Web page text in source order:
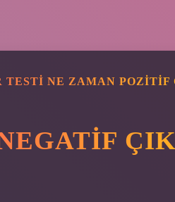
NE ZAMAN POZITIF